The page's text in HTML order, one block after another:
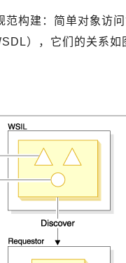
构建：简单对象访
），它们的关系如